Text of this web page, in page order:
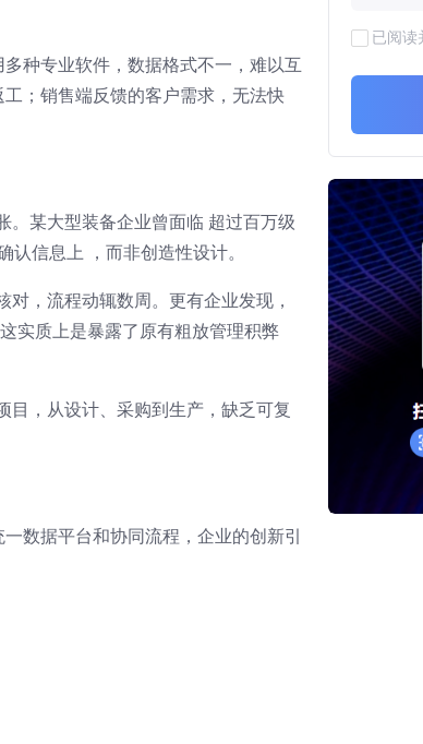
种专业软件，数据格式不一，难以互
；销售端反馈的客户需求，无法快
某大型装备企业曾面临 超过百万级
信息上 ，而非创造性设计。
，流程动辄数周。更有企业发现，
实质上是暴露了原有粗放管理积弊
，从设计、采购到生产，缺乏可复
数据平台和协同流程，企业的创新引
已阅读